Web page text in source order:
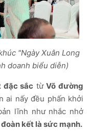
"Ngày Xuân Long
doanh biểu diễn)
đặc sắc từVõ đường
ai nấy đều phấn khởi
lĩnh như nhắc nhở
kết là sức mạnh.